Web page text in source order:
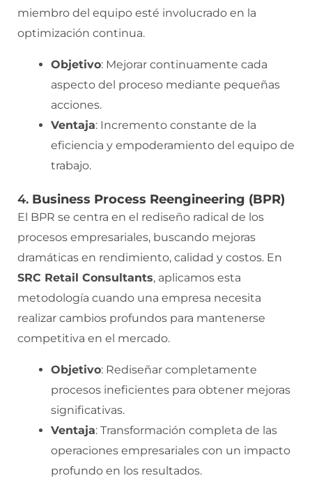
miembro del equipo esté involucrado en la
optimización continua.
Objetivo: Mejorar continuamente cada
aspecto del proceso mediante pequeñas
acciones.
Ventaja: Incremento constante de la
eficiencia y empoderamiento del equipo de
trabajo.
4. Business Process Reengineering (BPR)
El BPR se centra en el rediseño radical de los
procesos empresariales, buscando mejoras
dramáticas en rendimiento, calidad y costos. En
SRC Retail Consultants, aplicamos esta
metodología cuando una empresa necesita
realizar cambios profundos para mantenerse
competitiva en el mercado.
Objetivo: Rediseñar completamente
procesos ineficientes para obtener mejoras
significativas.
Ventaja: Transformación completa de las
operaciones empresariales con un impacto
profundo en los resultados.